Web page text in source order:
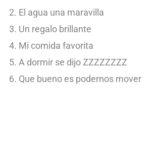
El agua una maravilla
Un regalo brillante
Mi comida favorita
A dormir se dijo ZZZZZZZZ
Que bueno es podernos mover